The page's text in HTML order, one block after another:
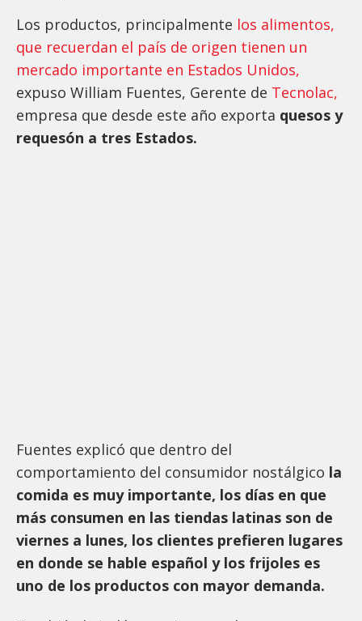
Los productos, principalmente los alimentos,
que recuerdan el país de origen tienen un
mercado importante en Estados Unidos,
expuso William Fuentes, Gerente de Tecnolac,
empresa que desde este año exporta quesos y
requesón a tres Estados.
Fuentes explicó que dentro del
comportamiento del consumidor nostálgico la
comida es muy importante, los días en que
más consumen en las tiendas latinas son de
viernes a lunes, los clientes prefieren lugares
en donde se hable español y los frijoles es
uno de los productos con mayor demanda.